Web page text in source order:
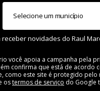
novidades do Raul
você apoia a campanha pela
confirma que está de acordo
como este site é protegido pelo
ostermos de serviço do Google